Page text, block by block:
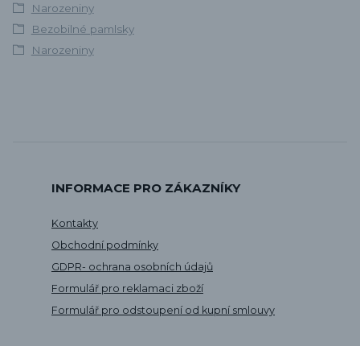
Narozeniny
Bezobilné pamlsky
Narozeniny
INFORMACE PRO ZÁKAZNÍKY
Kontakty
Obchodní podmínky
GDPR- ochrana osobních údajů
Formulář pro reklamaci zboží
Formulář pro odstoupení od kupní smlouvy